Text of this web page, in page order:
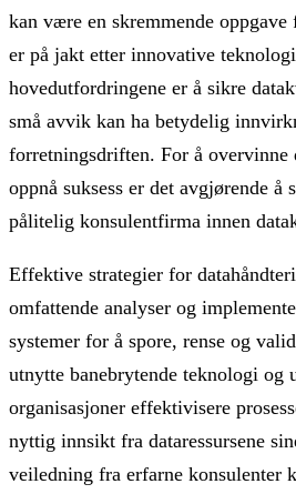
kan være en skremmende oppgave
er på jakt etter innovative
hovedutfordringene er å sikre
små avvik kan ha betydelig
forretningsdriften. For å overvinne
oppnå suksess er det avgjørende å
pålitelig konsulentfirma innen
Effektive strategier for
omfattende analyser og
systemer for å spore, rense og
utnytte banebrytende teknologi og
organisasjoner effektivisere
nyttig innsikt fra dataressursene
veiledning fra erfarne konsulenter